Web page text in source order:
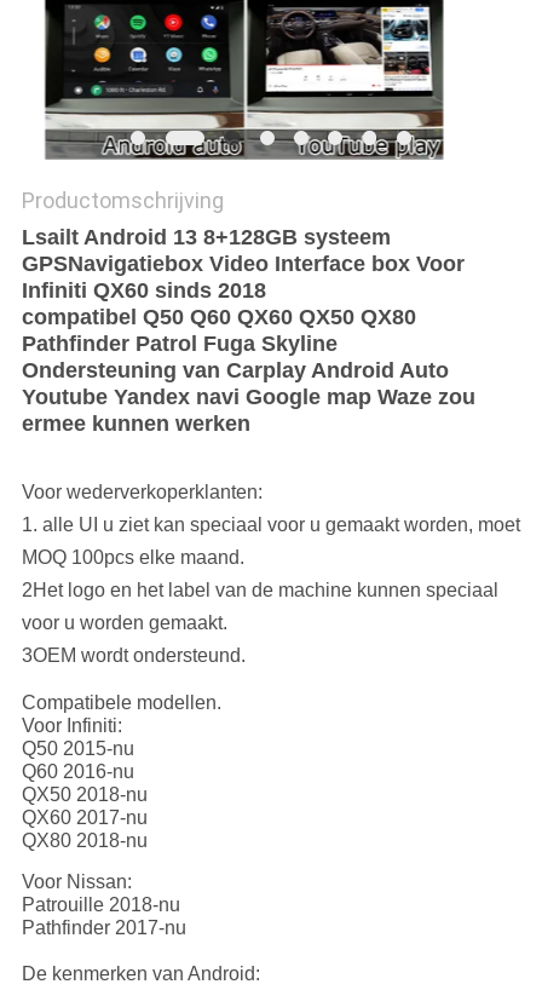
Productomschrijving
Lsailt Android 13 8+128GB systeem
GPSNavigatiebox Video Interface box Voor
Infiniti QX60 sinds 2018
compatibel Q50 Q60 QX60 QX50 QX80
Pathfinder Patrol Fuga Skyline
Ondersteuning van Carplay Android Auto
Youtube Yandex navi Google map Waze zou
ermee kunnen werken
Voor wederverkoperklanten:
1. alle UI u ziet kan speciaal voor u gemaakt worden, moet
MOQ 100pcs elke maand.
2Het logo en het label van de machine kunnen speciaal
voor u worden gemaakt.
3OEM wordt ondersteund.
Compatibele modellen.
Voor Infiniti:
Q50 2015-nu
Q60 2016-nu
QX50 2018-nu
QX60 2017-nu
QX80 2018-nu
Voor Nissan:
Patrouille 2018-nu
Pathfinder 2017-nu
De kenmerken van Android: